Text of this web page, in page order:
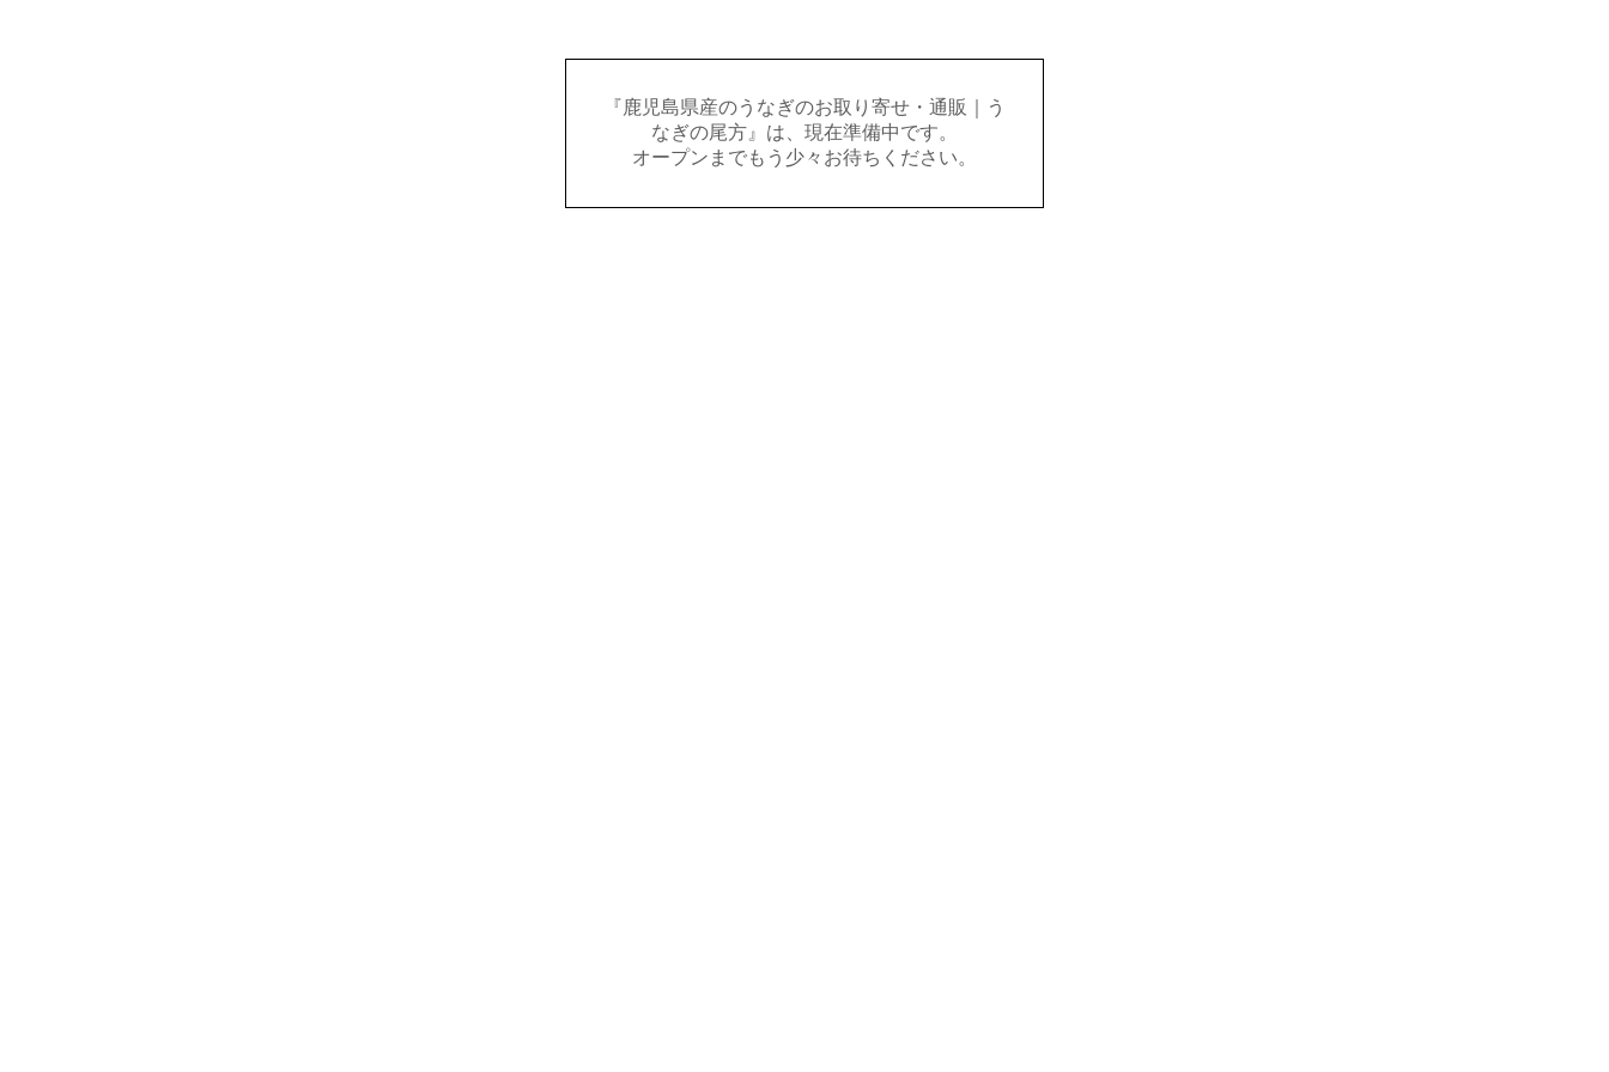
『鹿児島県産のうなぎのお取り寄せ・通販｜う
なぎの尾方』は、現在準備中です。
オープンまでもう少々お待ちください。